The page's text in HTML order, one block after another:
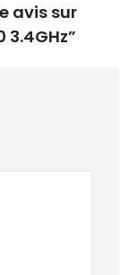
avis sur
3.4GHz”